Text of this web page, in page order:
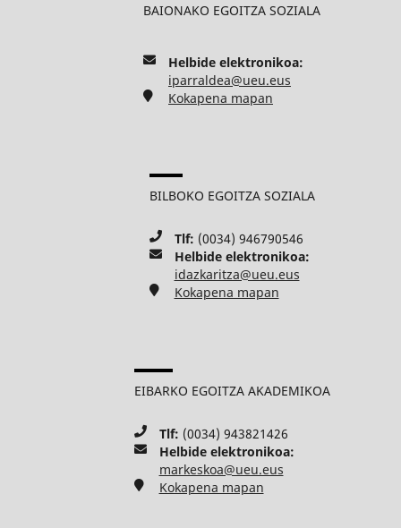
BAIONAKO EGOITZA SOZIALA
Helbide elektronikoa:
iparraldea@ueu.eus
Kokapena mapan
BILBOKO EGOITZA SOZIALA
Tlf: (0034) 946790546
Helbide elektronikoa:
idazkaritza@ueu.eus
Kokapena mapan
EIBARKO EGOITZA AKADEMIKOA
Tlf: (0034) 943821426
Helbide elektronikoa:
markeskoa@ueu.eus
Kokapena mapan